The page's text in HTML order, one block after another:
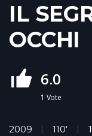
IL
OCCHI
6.0
1 Vote
2009 110'